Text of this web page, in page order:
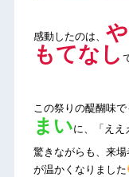
感動したのは、
もてなし
この祭りの醍醐味で
まいに、「ええ
驚きながらも、来
が温かくなりました